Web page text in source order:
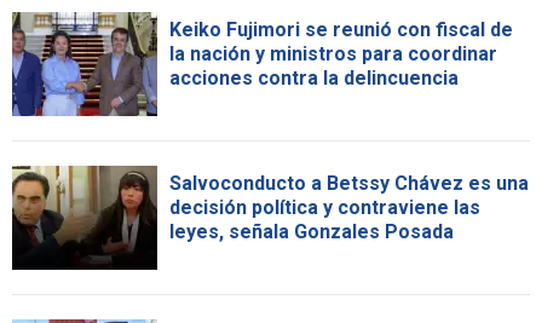
Keiko Fujimori se reunió con fiscal de
la nación y ministros para coordinar
acciones contra la delincuencia
Salvoconducto a Betssy Chávez es una
decisión política y contraviene las
leyes, señala Gonzales Posada